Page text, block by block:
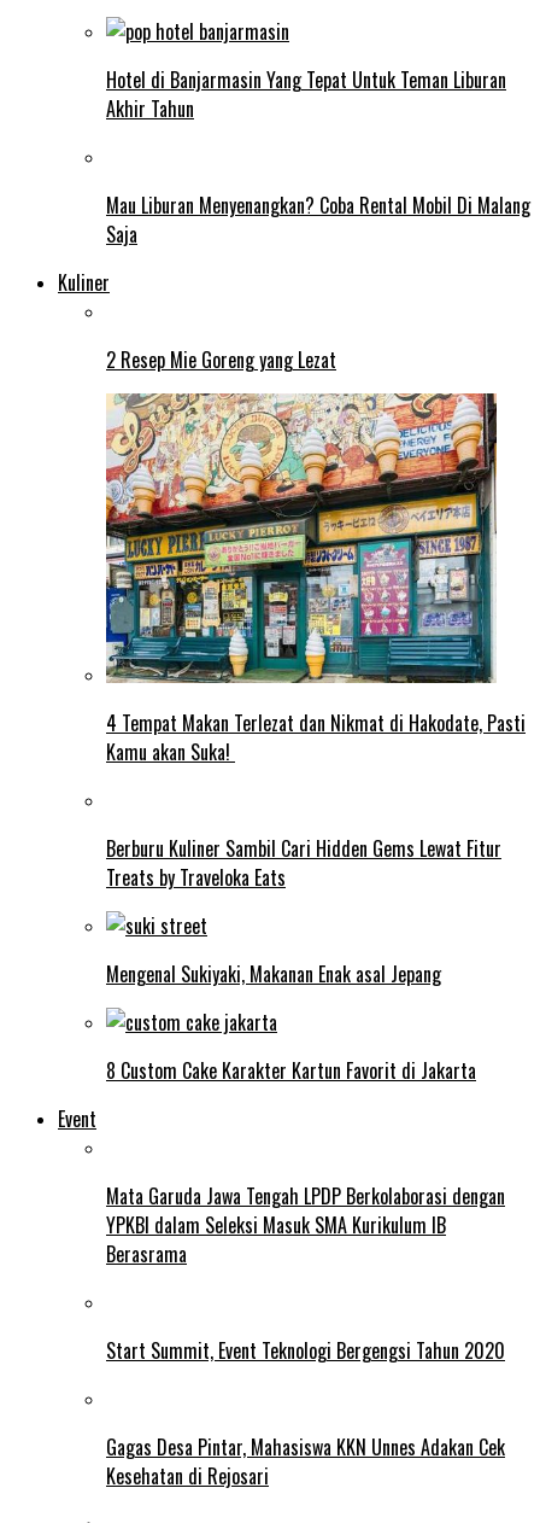
Hotel di Banjarmasin Yang Tepat Untuk Teman Liburan
Akhir Tahun
Mau Liburan Menyenangkan? Coba Rental Mobil Di Malang
Saja
Kuliner
2 Resep Mie Goreng yang Lezat
4 Tempat Makan Terlezat dan Nikmat di Hakodate, Pasti
Kamu akan Suka!
Berburu Kuliner Sambil Cari Hidden Gems Lewat Fitur
Treats by Traveloka Eats
Mengenal Sukiyaki, Makanan Enak asal Jepang
8 Custom Cake Karakter Kartun Favorit di Jakarta
Event
Mata Garuda Jawa Tengah LPDP Berkolaborasi dengan
YPKBI dalam Seleksi Masuk SMA Kurikulum IB
Berasrama
Start Summit, Event Teknologi Bergengsi Tahun 2020
Gagas Desa Pintar, Mahasiswa KKN Unnes Adakan Cek
Kesehatan di Rejosari